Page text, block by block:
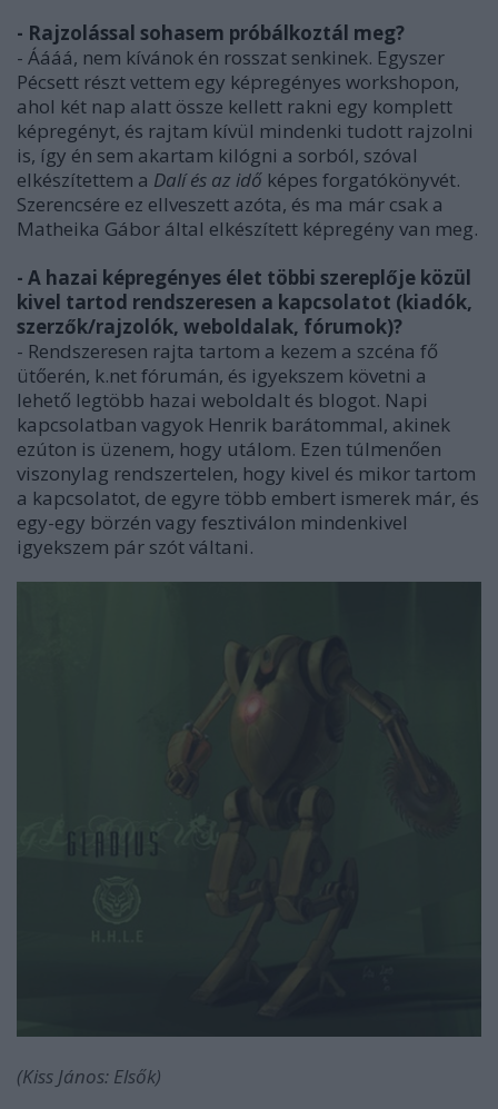
- Rajzolással sohasem próbálkoztál meg?
- Áááá, nem kívánok én rosszat senkinek. Egyszer
Pécsett részt vettem egy képregényes workshopon,
ahol két nap alatt össze kellett rakni egy komplett
képregényt, és rajtam kívül mindenki tudott rajzolni
is, így én sem akartam kilógni a sorból, szóval
elkészítettem a Dalí és az idő képes forgatókönyvét.
Szerencsére ez ellveszett azóta, és ma már csak a
Matheika Gábor által elkészített képregény van meg.
- A hazai képregényes élet többi szereplője közül
kivel tartod rendszeresen a kapcsolatot (kiadók,
szerzők/rajzolók, weboldalak, fórumok)?
- Rendszeresen rajta tartom a kezem a szcéna fő
ütőerén, k.net fórumán, és igyekszem követni a
lehető legtöbb hazai weboldalt és blogot. Napi
kapcsolatban vagyok Henrik barátommal, akinek
ezúton is üzenem, hogy utálom. Ezen túlmenően
viszonylag rendszertelen, hogy kivel és mikor tartom
a kapcsolatot, de egyre több embert ismerek már, és
egy-egy börzén vagy fesztiválon mindenkivel
igyekszem pár szót váltani.
(Kiss János: Elsők)